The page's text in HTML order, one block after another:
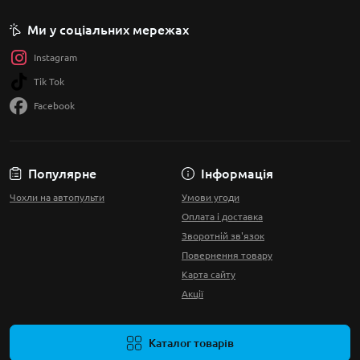
Популярне
Чохли на автопульти
Інформація
Умови угоди
Оплата і доставка
Зворотній зв'язок
Повернення товару
Карта сайту
Акції
Каталог товарів
Ми у соціальних мережах
Instagram
Tik Tok
Facebook